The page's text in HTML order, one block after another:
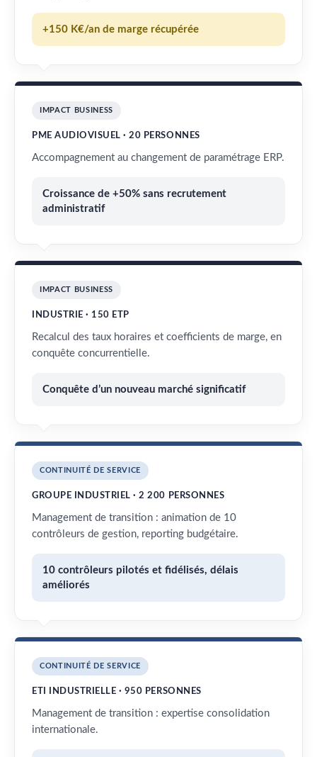
+150 K€/an de marge récupérée
IMPACT BUSINESS
PME AUDIOVISUEL · 20 PERSONNES
Accompagnement au changement de paramétrage ERP.
Croissance de +50% sans recrutement
administratif
IMPACT BUSINESS
INDUSTRIE · 150 ETP
Recalcul des taux horaires et coefficients de marge, en
conquête concurrentielle.
Conquête d’un nouveau marché significatif
CONTINUITÉ DE SERVICE
GROUPE INDUSTRIEL · 2 200 PERSONNES
Management de transition : animation de 10
contrôleurs de gestion, reporting budgétaire.
10 contrôleurs pilotés et fidélisés, délais
améliorés
CONTINUITÉ DE SERVICE
ETI INDUSTRIELLE · 950 PERSONNES
Management de transition : expertise consolidation
internationale.